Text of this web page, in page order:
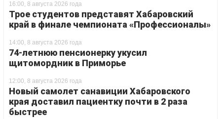
16:00, 8 августа 2026 года
Трое студентов представят Хабаровский
край в финале чемпионата «Профессионалы»
14:00, 8 августа 2026 года
74-летнюю пенсионерку укусил
щитомордник в Приморье
12:00, 8 августа 2026 года
Новый самолет санавиции Хабаровского
края доставил пациентку почти в 2 раза
быстрее